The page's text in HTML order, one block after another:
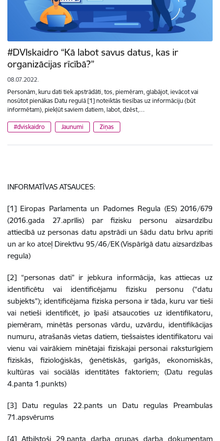
#DVIskaidro “Kā labot savus datus, kas ir
organizācijas rīcībā?”
08.07.2022.
Personām, kuru dati tiek apstrādāti, tos, piemēram, glabājot, ievācot vai
nosūtot pienākas Datu regulā [1] noteiktās tiesības uz informāciju (būt
informētam), piekļūt saviem datiem, labot, dzēst,…
#dviskaidro Jaunumi Ziņas
INFORMATĪVAS ATSAUCES:
[1] Eiropas Parlamenta un Padomes Regula (ES) 2016/679
(2016.gada 27.aprīlis) par fizisku personu aizsardzību
attiecībā uz personas datu apstrādi un šādu datu brīvu apriti
un ar ko atceļ Direktīvu 95/46/EK (Vispārīgā datu aizsardzības
regula)
[2] “personas dati” ir jebkura informācija, kas attiecas uz
identificētu vai identificējamu fizisku personu (“datu
subjekts”); identificējama fiziska persona ir tāda, kuru var tieši
vai netieši identificēt, jo īpaši atsaucoties uz identifikatoru,
piemēram, minētās personas vārdu, uzvārdu, identifikācijas
numuru, atrašanās vietas datiem, tiešsaistes identifikatoru vai
vienu vai vairākiem minētajai fiziskajai personai raksturīgiem
fiziskās, fizioloģiskās, ģenētiskās, garīgās, ekonomiskās,
kultūras vai sociālās identitātes faktoriem; (Datu regulas
4.panta 1.punkts)
[3] Datu regulas 22.pants un Datu regulas Preambulas
71.apsvērums
[4] Atbilstoši 29.panta darba grupas darba dokumentam